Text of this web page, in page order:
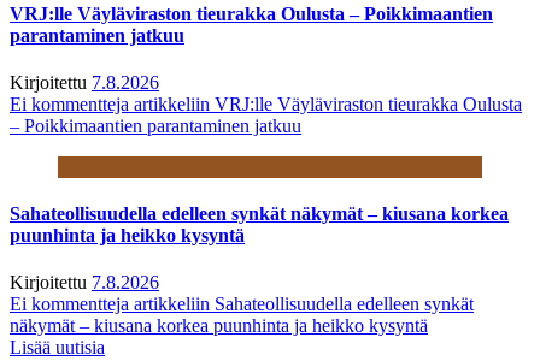
VRJ:lle Väyläviraston tieurakka Oulusta – Poikkimaantien
parantaminen jatkuu
Kirjoitettu 7.8.2026
Ei kommentteja artikkeliin VRJ:lle Väyläviraston tieurakka Oulusta
– Poikkimaantien parantaminen jatkuu
Sahateollisuudella edelleen synkät näkymät – kiusana korkea
puunhinta ja heikko kysyntä
Kirjoitettu 7.8.2026
Ei kommentteja artikkeliin Sahateollisuudella edelleen synkät
näkymät – kiusana korkea puunhinta ja heikko kysyntä
Lisää uutisia